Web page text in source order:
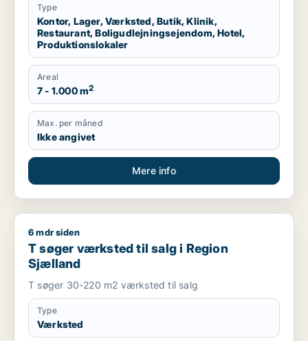
Type
Kontor, Lager, Værksted, Butik, Klinik,
Restaurant, Boligudlejningsejendom, Hotel,
Produktionslokaler
Areal
7 - 1.000 m2
Max. per måned
Ikke angivet
Mere info
T søger værksted til salg i Region Sjælland
6 mdr siden
T søger værksted til salg i Region
Sjælland
T søger 30-220 m2 værksted til salg
Type
Værksted